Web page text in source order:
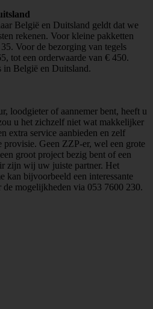
België en Duitsland geldt dat we
rekenen. Voor kleine pakketten
Voor de bezorging van tegels
tot een orderwaarde van € 450.
in België en Duitsland.
loodgieter of aannemer bent, heeft u
u het zichzelf niet wat makkelijker
extra service aanbieden en zelf
provisie. Geen ZZP-er, wel een grote
groot project bezig bent of een
zijn wij uw juiste partner. Het
kan bijvoorbeeld een interessante
de mogelijkheden via 053 7600 230.